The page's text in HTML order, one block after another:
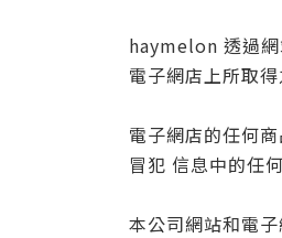
haymelon 透過網
電子網店上所取
電子網店的任何
冒犯 信息中的任
本公司網站和電